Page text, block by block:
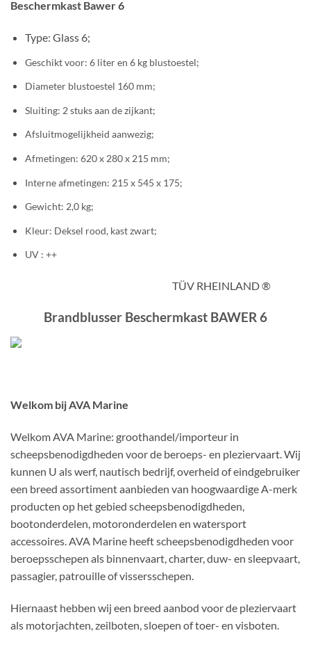
Beschermkast Bawer 6
Type: Glass 6;
Geschikt voor: 6 liter en 6 kg blustoestel;
Diameter blustoestel 160 mm;
Sluiting: 2 stuks aan de zijkant;
Afsluitmogelijkheid aanwezig;
Afmetingen: 620 x 280 x 215 mm;
Interne afmetingen: 215 x 545 x 175;
Gewicht: 2,0 kg;
Kleur: Deksel rood, kast zwart;
UV : ++
TÜV RHEINLAND ®
Brandblusser Beschermkast BAWER 6
Welkom bij AVA Marine
Welkom AVA Marine: groothandel/importeur in
scheepsbenodigdheden voor de beroeps- en pleziervaart. Wij
kunnen U als werf, nautisch bedrijf, overheid of eindgebruiker
een breed assortiment aanbieden van hoogwaardige A-merk
producten op het gebied scheepsbenodigdheden,
bootonderdelen, motoronderdelen en watersport
accessoires. AVA Marine heeft scheepsbenodigdheden voor
beroepsschepen als binnenvaart, charter, duw- en sleepvaart,
passagier, patrouille of vissersschepen.
Hiernaast hebben wij een breed aanbod voor de pleziervaart
als motorjachten, zeilboten, sloepen of toer- en visboten.